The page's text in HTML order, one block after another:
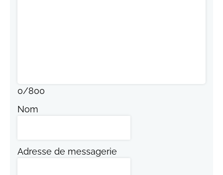
0/800
Nom
Adresse de messagerie